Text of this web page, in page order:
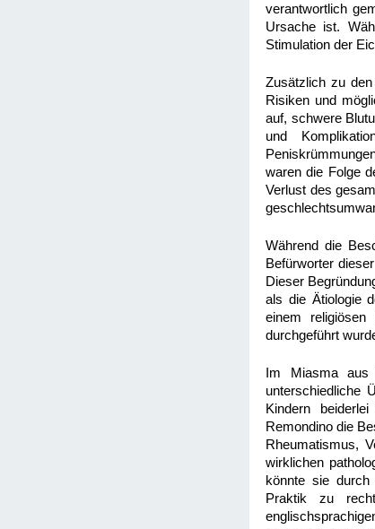
verantwortlich
Ursache ist.
Stimulation der
Zusätzlich zu den
Risiken und
auf, schwere
und
waren die Folge
Verlust des
Während die
Befürworter
Dieser
als die Ätiologie
einem religiösen
durchgeführt
Im Miasma
unterschiedliche
Kindern
Remondino die
Rheumatismus,
wirklichen
könnte sie durch
Praktik zu